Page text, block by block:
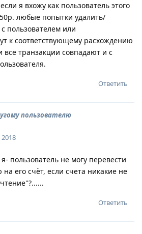
я вхожу как пользователь этого
любые попытки удалить/
пользователем или
к соответствующему расхождению
все транзакции совпадают и с
Ответить
пользователю
2018
пользователь не могу перевести
его счёт, если счета никакие не
Ответить